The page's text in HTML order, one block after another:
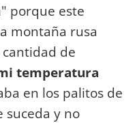
porque este
montaña rusa
de
temperatura
en los palitos de
suceda y no